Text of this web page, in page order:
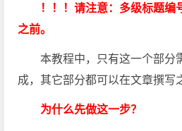
！！！请注意：多级标题编
之前。
本教程中，只有这一个部分
成，其它部分都可以在文章撰写
为什么先做这一步？